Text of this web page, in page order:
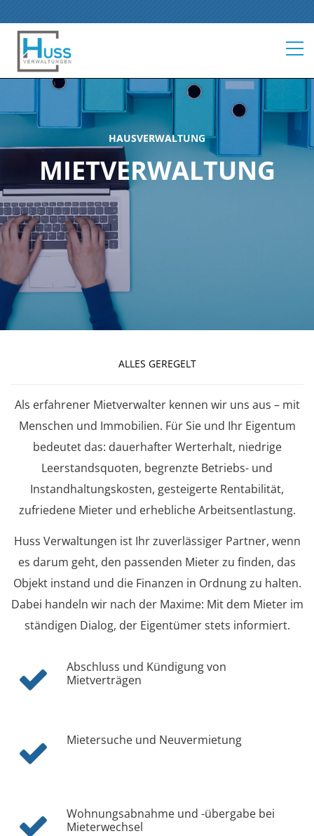
HAUSVERWALTUNG
MIETVERWALTUNG
ALLES GEREGELT
Als erfahrener Mietverwalter kennen wir uns aus – mit
Menschen und Immobilien. Für Sie und Ihr Eigentum
bedeutet das: dauerhafter Werterhalt, niedrige
Leerstandsquoten, begrenzte Betriebs- und
Instandhaltungskosten, gesteigerte Rentabilität,
zufriedene Mieter und erhebliche Arbeitsentlastung.
Huss Verwaltungen ist Ihr zuverlässiger Partner, wenn
es darum geht, den passenden Mieter zu finden, das
Objekt instand und die Finanzen in Ordnung zu halten.
Dabei handeln wir nach der Maxime: Mit dem Mieter im
ständigen Dialog, der Eigentümer stets informiert.
Abschluss und Kündigung von
Mietverträgen
Mietersuche und Neuvermietung
Wohnungsabnahme und -übergabe bei
Mieterwechsel